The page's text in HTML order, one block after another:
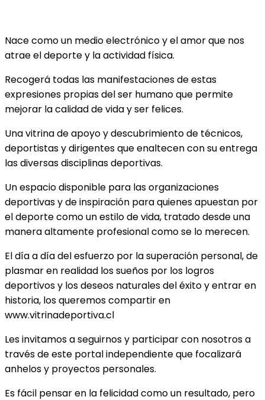
Nace como un medio electrónico y el amor que nos
atrae el deporte y la actividad física.
Recogerá todas las manifestaciones de estas
expresiones propias del ser humano que permite
mejorar la calidad de vida y ser felices.
Una vitrina de apoyo y descubrimiento de técnicos,
deportistas y dirigentes que enaltecen con su entrega
las diversas disciplinas deportivas.
Un espacio disponible para las organizaciones
deportivas y de inspiración para quienes apuestan por
el deporte como un estilo de vida, tratado desde una
manera altamente profesional como se lo merecen.
El día a día del esfuerzo por la superación personal, de
plasmar en realidad los sueños por los logros
deportivos y los deseos naturales del éxito y entrar en
historia, los queremos compartir en
www.vitrinadeportiva.cl
Les invitamos a seguirnos y participar con nosotros a
través de este portal independiente que focalizará
anhelos y proyectos personales.
Es fácil pensar en la felicidad como un resultado, pero